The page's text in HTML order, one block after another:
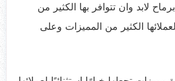
لابد وان تتوافر بها الكثير من
الكثير من المميزات وعلى